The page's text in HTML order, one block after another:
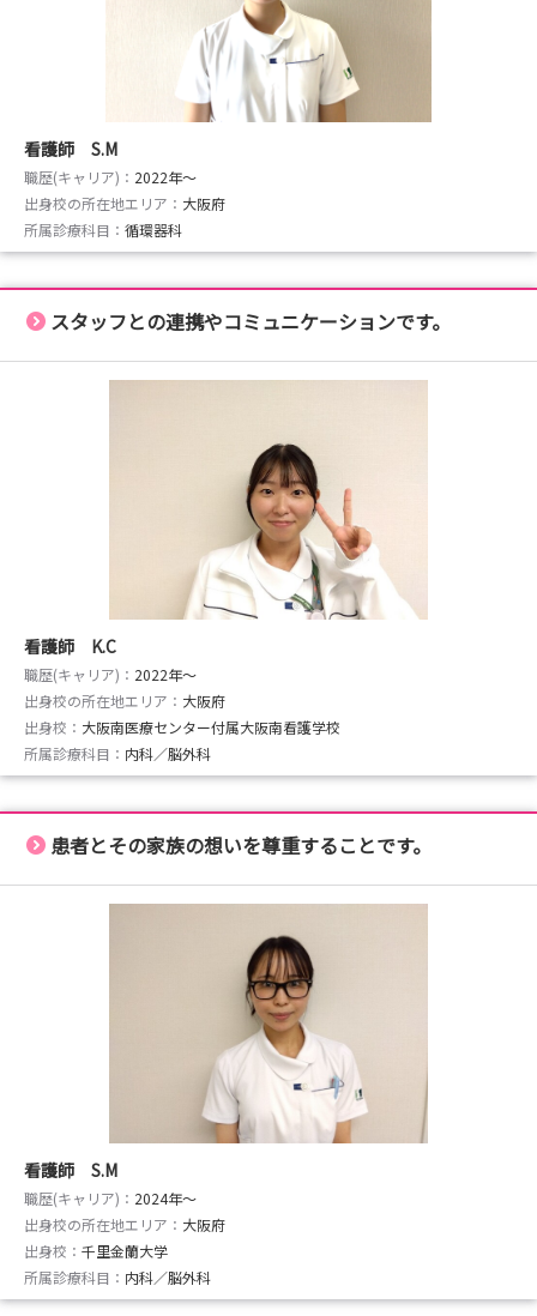
看護師 S.M
職歴(キャリア)： 2022年〜
出身校の所在地エリア： 大阪府
所属診療科目： 循環器科
スタッフとの連携やコミュニケーションです。
看護師 K.C
職歴(キャリア)： 2022年〜
出身校の所在地エリア： 大阪府
出身校： 大阪南医療センター付属大阪南看護学校
所属診療科目： 内科／脳外科
患者とその家族の想いを尊重することです。
看護師 S.M
職歴(キャリア)： 2024年〜
出身校の所在地エリア： 大阪府
出身校： 千里金蘭大学
所属診療科目： 内科／脳外科